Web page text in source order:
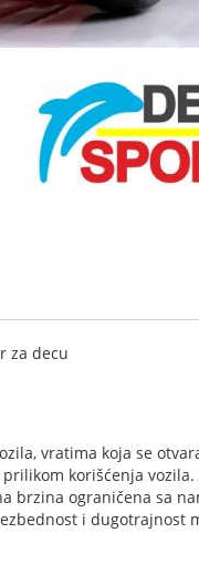
za decu
vratima koja se
korišćenja
brzina ograničena sa
i dugotrajnost